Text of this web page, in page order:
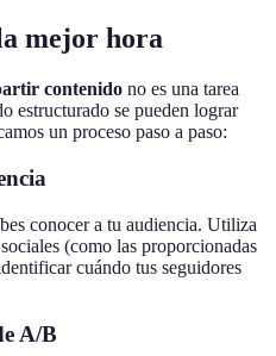
mejor hora
contenido no es una tarea
estructurado se pueden lograr
un proceso paso a paso:
conocer a tu audiencia. Utiliza
(como las proporcionadas
cuándo tus seguidores
A/B